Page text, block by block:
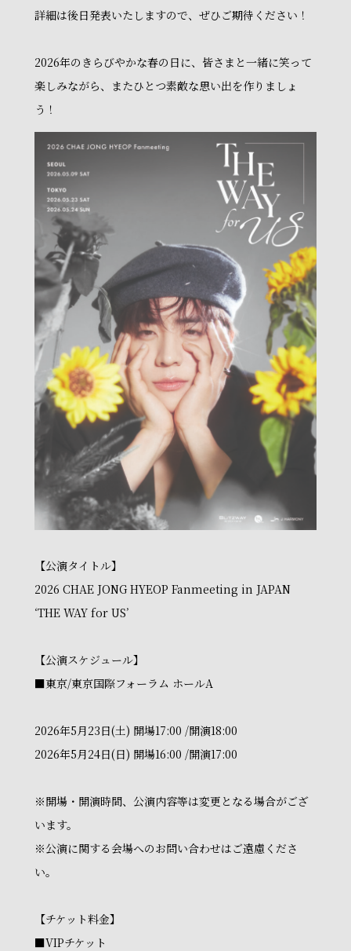
詳細は後日発表いたしますので、ぜひご期待ください！
2026年のきらびやかな春の日に、皆さまと一緒に笑って
楽しみながら、またひとつ素敵な思い出を作りましょ
う！
【公演タイトル】
2026 CHAE JONG HYEOP Fanmeeting in JAPAN
‘THE WAY for US’
【公演スケジュール】
■東京/東京国際フォーラム ホールA
2026年5月23日(土) 開場17:00 /開演18:00
2026年5月24日(日) 開場16:00 /開演17:00
※開場・開演時間、公演内容等は変更となる場合がござ
います。
※公演に関する会場へのお問い合わせはご遠慮くださ
い。
【チケット料金】
■VIPチケット